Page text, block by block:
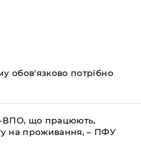
обов'язково потрібно
ВПО, що працюють,
на проживання, – ПФУ